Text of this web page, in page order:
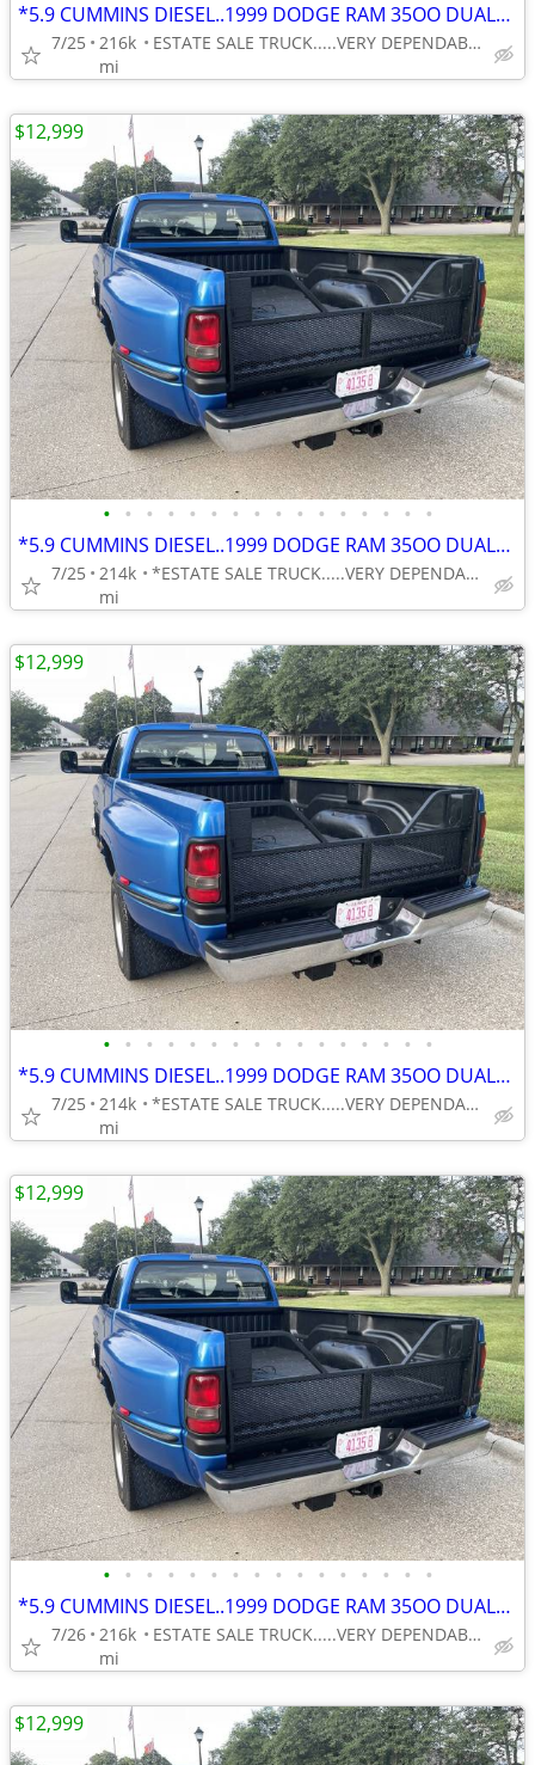
*5.9 CUMMINS DIESEL..1999 DODGE RAM 35OO DUALLY 1-TON RWD 5-SP. MANUAL
7/25
216k
mi
ESTATE SALE TRUCK.....VERY DEPENDABLE . . .VERY AFFORDABLE
• • • • • • • • • • • • • • • •
*5.9 CUMMINS DIESEL..1999 DODGE RAM 35OO DUALLY 1-TON RWD 5-SP. MANUAL
7/25
214k
mi
*ESTATE SALE TRUCK.....VERY DEPENDABLE . . .VERY AFFORDABLE
$12,999
• • • • • • • • • • • • • • • •
*5.9 CUMMINS DIESEL..1999 DODGE RAM 35OO DUALLY 1-TON RWD 5-SP. MANUAL
7/25
214k
mi
*ESTATE SALE TRUCK.....VERY DEPENDABLE . . .VERY AFFORDABLE
$12,999
• • • • • • • • • • • • • • • •
*5.9 CUMMINS DIESEL..1999 DODGE RAM 35OO DUALLY 1-TON RWD 5-SP. MANUAL
7/26 216k
mi
ESTATE SALE TRUCK.....VERY DEPENDABLE . . .VERY AFFORDABLE
$12,999
$12,999